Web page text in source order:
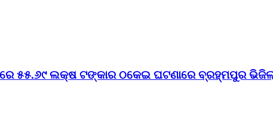
୫୫.୬୯ ଲକ୍ଷ ଟଙ୍କାର ଠକେଇ ଘଟଣାରେ ବ୍ରହ୍ମପୁର